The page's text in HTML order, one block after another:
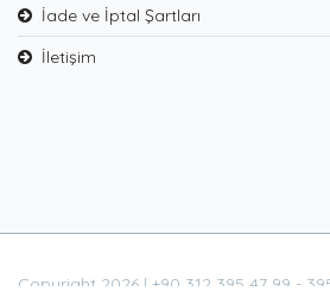
İade ve İptal Şartları
İletişim
Copyright 2026 | +90 312 395 47 99 -